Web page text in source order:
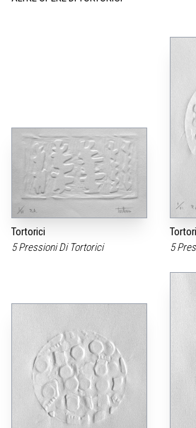
Tortorici
5 Pressioni Di Tortorici
5